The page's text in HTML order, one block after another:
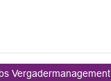
Vergadermanagement